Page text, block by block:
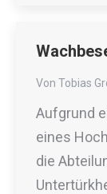
Von Tobias
Aufgrund
eines
die